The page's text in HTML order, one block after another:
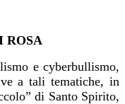
ROSA
e cyberbullismo,
a tali tematiche, in
di Santo Spirito,